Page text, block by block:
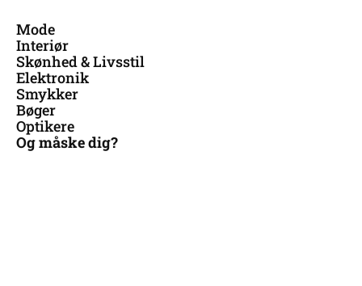
Mode
Interiør
Skønhed & Livsstil
Elektronik
Smykker
Bøger
Optikere
Og måske dig?